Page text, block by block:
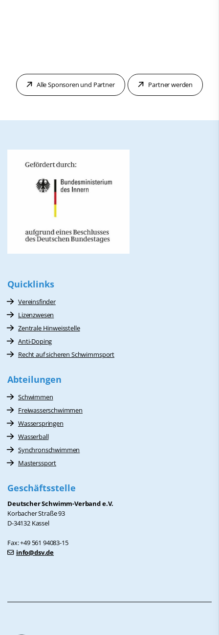
Alle Sponsoren und Partner Partner werden
Quicklinks
Vereinsfinder
Lizenzwesen
Zentrale Hinweisstelle
Anti-Doping
Recht auf sicheren Schwimmsport
Abteilungen
Schwimmen
Freiwasserschwimmen
Wasserspringen
Wasserball
Synchronschwimmen
Masterssport
Geschäftsstelle
Deutscher Schwimm-Verband e.V.
Korbacher Straße 93
D-34132 Kassel
Fax: +49 561 94083-15
info@dsv.de